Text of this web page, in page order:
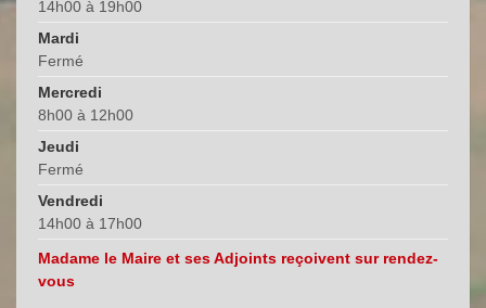
14h00 à 19h00
Mardi
Fermé
Mercredi
8h00 à 12h00
Jeudi
Fermé
Vendredi
14h00 à 17h00
Madame le Maire et ses Adjoints reçoivent sur rendez-
vous